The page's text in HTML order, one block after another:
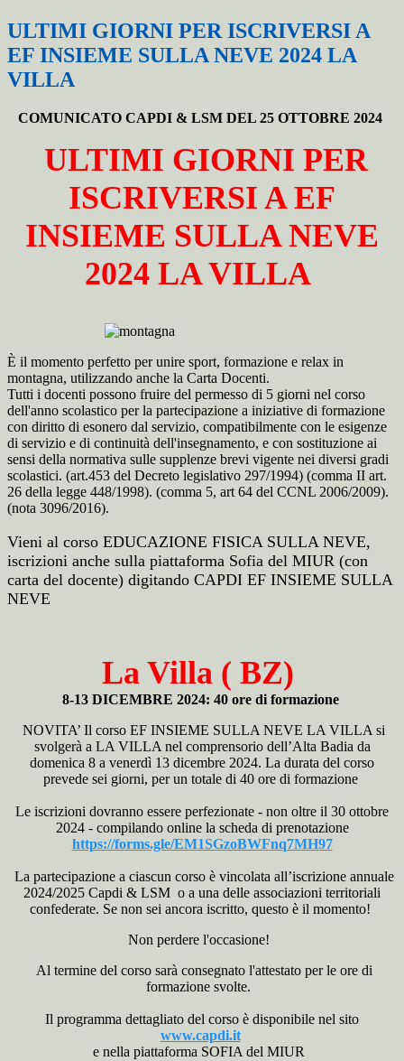
ULTIMI GIORNI PER ISCRIVERSI A
EF INSIEME SULLA NEVE 2024 LA
VILLA
COMUNICATO CAPDI & LSM DEL 25 OTTOBRE 2024
ULTIMI GIORNI PER
ISCRIVERSI A EF
INSIEME SULLA NEVE
2024 LA VILLA
È il momento perfetto per unire sport, formazione e relax in
montagna, utilizzando anche la Carta Docenti.
Tutti i docenti possono fruire del permesso di 5 giorni nel corso
dell'anno scolastico per la partecipazione a iniziative di formazione
con diritto di esonero dal servizio, compatibilmente con le esigenze
di servizio e di continuità dell'insegnamento, e con sostituzione ai
sensi della normativa sulle supplenze brevi vigente nei diversi gradi
scolastici. (art.453 del Decreto legislativo 297/1994) (comma II art.
26 della legge 448/1998). (comma 5, art 64 del CCNL 2006/2009).
(nota 3096/2016).
Vieni al corso EDUCAZIONE FISICA SULLA NEVE,
iscrizioni anche sulla piattaforma Sofia del MIUR (con
carta del docente) digitando CAPDI EF INSIEME SULLA
NEVE
La Villa ( BZ)
8-13 DICEMBRE 2024: 40 ore di formazione
NOVITA’ Il corso EF INSIEME SULLA NEVE LA VILLA si
svolgerà a LA VILLA nel comprensorio dell’Alta Badia da
domenica 8 a venerdì 13 dicembre 2024. La durata del corso
prevede sei giorni, per un totale di 40 ore di formazione
Le iscrizioni dovranno essere perfezionate - non oltre il 30 ottobre
2024 - compilando online la scheda di prenotazione
https://forms.gle/EM1SGzoBWFnq7MH97
La partecipazione a ciascun corso è vincolata all’iscrizione annuale
2024/2025 Capdi & LSM o a una delle associazioni territoriali
confederate. Se non sei ancora iscritto, questo è il momento!
Non perdere l'occasione!
Al termine del corso sarà consegnato l'attestato per le ore di
formazione svolte.
Il programma dettagliato del corso è disponibile nel sito
www.capdi.it
e nella piattaforma SOFIA del MIUR